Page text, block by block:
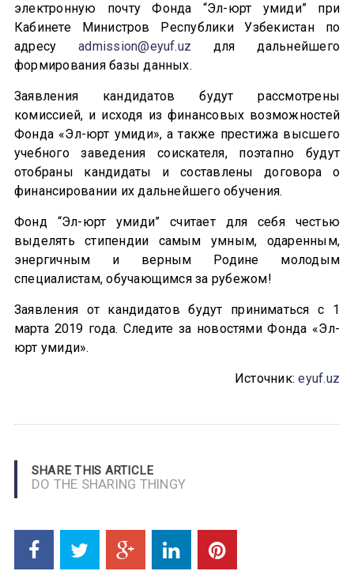
электронную почту Фонда “Эл-юрт умиди” при
Кабинете Министров Республики Узбекистан по
адресуadmission@eyuf.uz для дальнейшего
формирования базы данных.
Заявления кандидатов будут рассмотрены
комиссией, и исходя из финансовых возможностей
Фонда «Эл-юрт умиди», а также престижа высшего
учебного заведения соискателя, поэтапно будут
отобраны кандидаты и составлены договора о
финансировании их дальнейшего обучения.
Фонд “Эл-юрт умиди” считает для себя честью
выделять стипендии самым умным, одаренным,
энергичным и верным Родине молодым
специалистам, обучающимся за рубежом!
Заявления от кандидатов будут приниматься с 1
марта 2019 года. Следите за новостями Фонда «Эл-
юрт умиди».
Источник:eyuf.uz
SHARE THIS ARTICLE
DO THE SHARING THINGY